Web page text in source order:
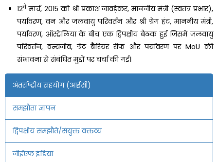
अंतर्राष्ट्रीय सहयोग (आईसी)
समझौता ज्ञापन
द्विपक्षीय समझौते/संयुक्त वक्तव्य
जीईएफ इंडिया
12वेमार्च, 2015 को श्री प्रकाश जावड़ेकर, माननीय मंत्री (स्वतंत्र प्रभार),
पर्यावरण, वन और जलवायु परिवर्तन और श्री ग्रेग हंट, माननीय मंत्री,
पर्यावरण, ऑस्ट्रेलिया के बीच एक द्विपक्षीय बैठक हुई जिसमें जलवायु
परिवर्तन, वन्यजीव, ग्रेट बैरियर रीफ और पर्यावरण पर MoU की
संभावना से संबंधित मुद्दों पर चर्चा की गई।